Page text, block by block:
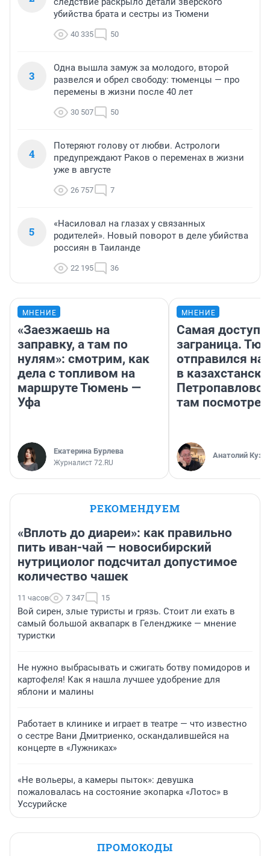
убийства брата и сестры из Тюмени
40 335 50
3
Одна вышла замуж за молодого, второй
развелся и обрел свободу: тюменцы — про
перемены в жизни после 40 лет
30 507 50
4
Потеряют голову от любви. Астрологи
предупреждают Раков о переменах в жизни
уже в августе
26 757 7
5
«Насиловал на глазах у связанных
родителей». Новый поворот в деле убийства
россиян в Таиланде
22 195 36
МНЕНИЕ
«Заезжаешь на
заправку, а там по
нулям»: смотрим, как
дела с топливом на
маршруте Тюмень —
Уфа
Екатерина Бурлева
Журналист 72.RU
МНЕНИЕ
Самая
заграница.
отправился
в
там
Анатолий
РЕКОМЕНДУЕМ
«Вплоть до диареи»: как правильно
пить иван-чай — новосибирский
нутрициолог подсчитал допустимое
количество чашек
11 часов 7 347 15
Вой сирен, злые туристы и грязь. Стоит ли ехать в
самый большой аквапарк в Геленджике — мнение
туристки
Не нужно выбрасывать и сжигать ботву помидоров и
картофеля! Как я нашла лучшее удобрение для
яблони и малины
Работает в клинике и играет в театре — что известно
о сестре Вани Дмитриенко, оскандалившейся на
концерте в «Лужниках»
«Не вольеры, а камеры пыток»: девушка
пожаловалась на состояние экопарка «Лотос» в
Уссурийске
ПРОМОКОДЫ